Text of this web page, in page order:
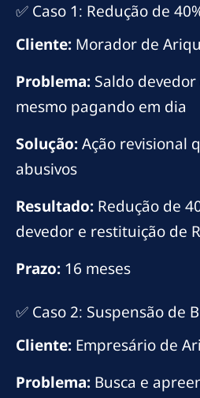
✅ Caso 1: Redução de
Cliente: Morador de
Problema: Saldo
mesmo pagando em dia
Solução:Ação revisional
abusivos
Resultado: Redução de
devedor e restituição de
Prazo: 16 meses
✅ Caso 2: Suspensão de
Cliente: Empresário de
Problema: Busca e